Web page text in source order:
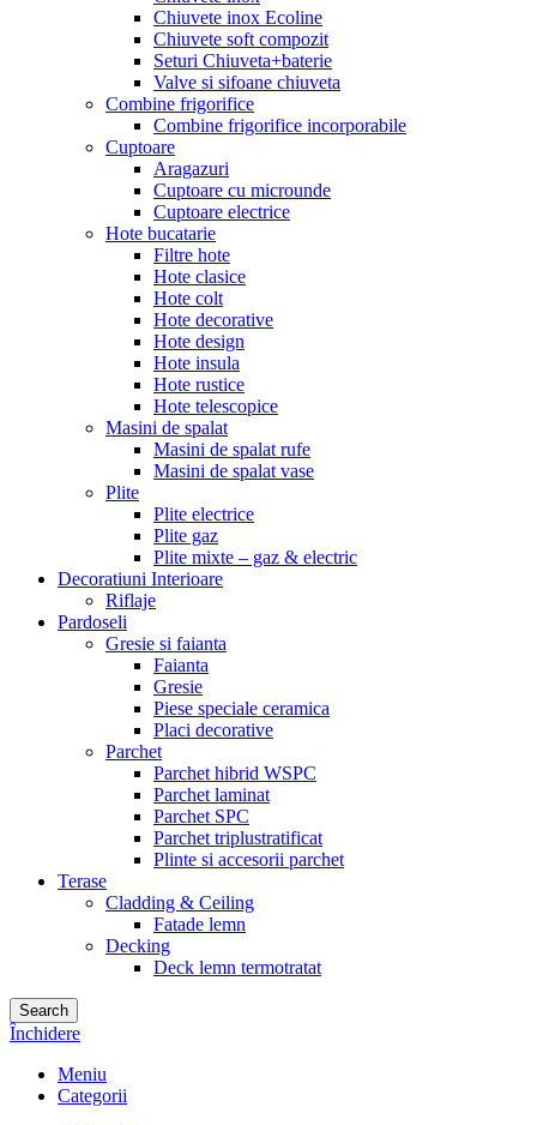
Chiuvete inox Ecoline
Chiuvete soft compozit
Seturi Chiuveta+baterie
Valve si sifoane chiuveta
Combine frigorifice
Combine frigorifice incorporabile
Cuptoare
Aragazuri
Cuptoare cu microunde
Cuptoare electrice
Hote bucatarie
Filtre hote
Hote clasice
Hote colt
Hote decorative
Hote design
Hote insula
Hote rustice
Hote telescopice
Masini de spalat
Masini de spalat rufe
Masini de spalat vase
Plite
Plite electrice
Plite gaz
Plite mixte – gaz & electric
Decoratiuni Interioare
Riflaje
Pardoseli
Gresie si faianta
Faianta
Gresie
Piese speciale ceramica
Placi decorative
Parchet
Parchet hibrid WSPC
Parchet laminat
Parchet SPC
Parchet triplustratificat
Plinte si accesorii parchet
Terase
Cladding & Ceiling
Fatade lemn
Decking
Deck lemn termotratat
Search
Închidere
Meniu
Categorii